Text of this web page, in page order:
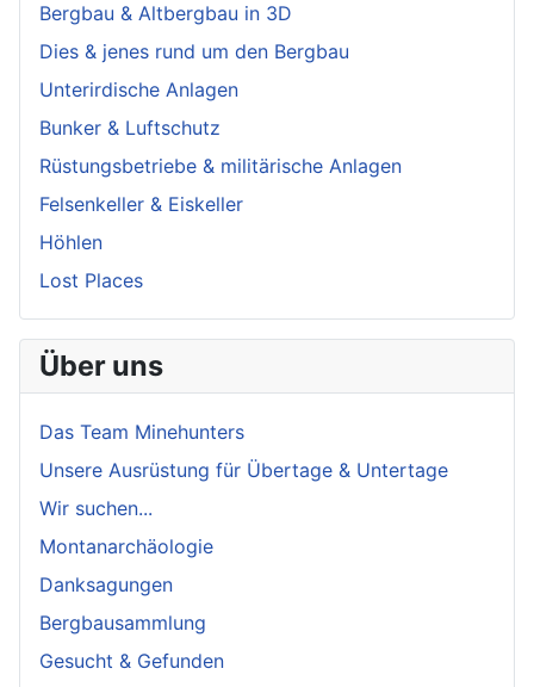
Bergbau & Altbergbau in 3D
Dies & jenes rund um den Bergbau
Unterirdische Anlagen
Bunker & Luftschutz
Rüstungsbetriebe & militärische Anlagen
Felsenkeller & Eiskeller
Höhlen
Lost Places
Über uns
Das Team Minehunters
Unsere Ausrüstung für Übertage & Untertage
Wir suchen...
Montanarchäologie
Danksagungen
Bergbausammlung
Gesucht & Gefunden